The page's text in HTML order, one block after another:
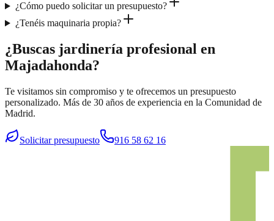
¿Cómo puedo solicitar un presupuesto?
¿Tenéis maquinaria propia?
¿Buscas jardinería profesional en
Majadahonda?
Te visitamos sin compromiso y te ofrecemos un presupuesto
personalizado. Más de 30 años de experiencia en la Comunidad de
Madrid.
Solicitar presupuesto 916 58 62 16